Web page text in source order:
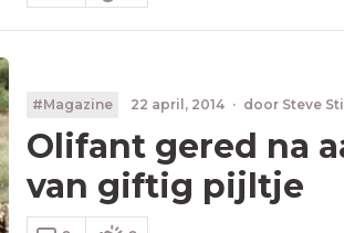
#Magazine 22 april, 2014 · door Steve
Olifant gered na
van giftig pijltje